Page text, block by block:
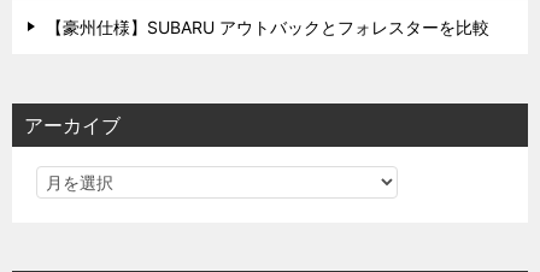
【豪州仕様】SUBARU アウトバックとフォレスターを比較
アーカイブ